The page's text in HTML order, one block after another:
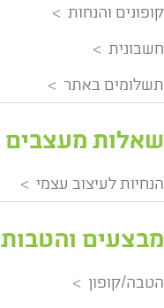
קופונים והנחות
חשבונית
תשלומים באתר
שאלות מעצבים
הנחיות לעיצוב עצמי
מבצעים והטבות
הטבה/קופון